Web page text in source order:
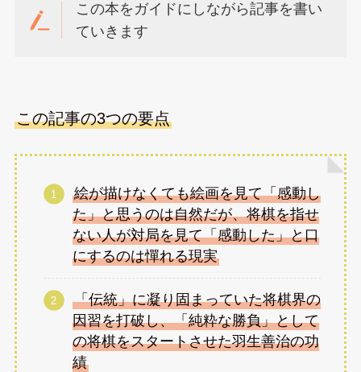
この本をガイドにしながら記事を書い
ていきます
この記事の3つの要点
絵が描けなくても絵画を見て「感動し
た」と思うのは自然だが、将棋を指せ
ない人が対局を見て「感動した」と口
にするのは憚れる現実
「伝統」に凝り固まっていた将棋界の
因習を打破し、「純粋な勝負」として
の将棋をスタートさせた羽生善治の功
績